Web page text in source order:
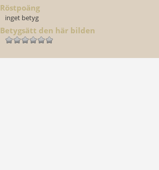
Röstpoäng
inget betyg
Betygsätt den här bilden